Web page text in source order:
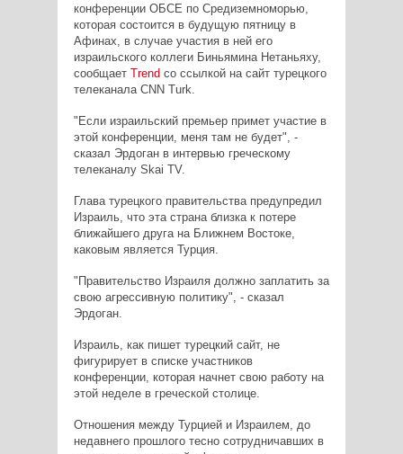
конференции ОБСЕ по Средиземноморью,
которая состоится в будущую пятницу в
Афинах, в случае участия в ней его
израильского коллеги Биньямина Нетаньяху,
сообщает Trendсо ссылкой на сайт турецкого
телеканала CNN Turk.
"Если израильский премьер примет участие в
этой конференции, меня там не будет", -
сказал Эрдоган в интервью греческому
телеканалу Skai TV.
Глава турецкого правительства предупредил
Израиль, что эта страна близка к потере
ближайшего друга на Ближнем Востоке,
каковым является Турция.
"Правительство Израиля должно заплатить за
свою агрессивную политику", - сказал
Эрдоган.
Израиль, как пишет турецкий сайт, не
фигурирует в списке участников
конференции, которая начнет свою работу на
этой неделе в греческой столице.
Отношения между Турцией и Израилем, до
недавнего прошлого тесно сотрудничавших в